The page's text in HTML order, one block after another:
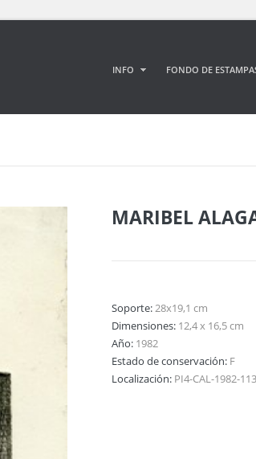
INFO FONDO DE
MARIBEL
Soporte:28x19,1 cm
Dimensiones: 12,4 x 16,5 cm
Año: 1982
Estado de conservación: F
Localización: PI4-CAL-1982-113